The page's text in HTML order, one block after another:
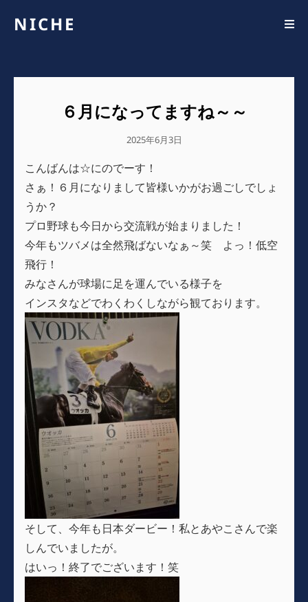
NICHE
６月になってますね～～
公
日
2025年6月3日
こんばんは☆にのでーす！
さぁ！６月になりまして皆様いかがお過ごしでしょ
うか？
プロ野球も今日から交流戦が始まりました！
今年もツバメは全然飛ばないなぁ～笑 よっ！低空
飛行！
みなさんが球場に足を運んでいる様子を
インスタなどでわくわくしながら観ております。
そして、今年も日本ダービー！私とあやこさんで楽
しんでいましたが。
はいっ！終了でございます！笑